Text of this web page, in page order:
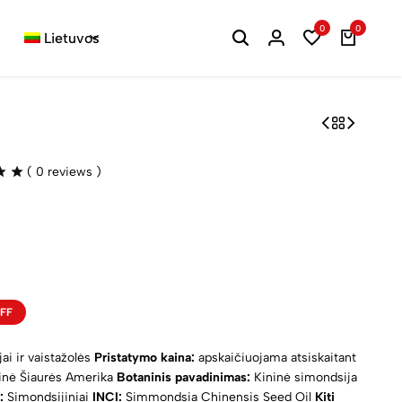
Lietuvos
0 0
( 0 reviews )
ir vaistažolės Pristatymo kaina: apskaičiuojama atsiskaitant
Šiaurės Amerika Botaninis pavadinimas: Kininė simondsija
Simondsijiniai INCI: Simmondsia Chinensis Seed Oil Kiti